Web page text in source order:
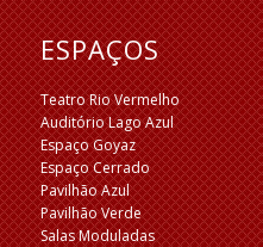
ESPAÇOS
Teatro Rio Vermelho
Auditório Lago Azul
Espaço Goyaz
Espaço Cerrado
Pavilhão Azul
Pavilhão Verde
Salas Moduladas